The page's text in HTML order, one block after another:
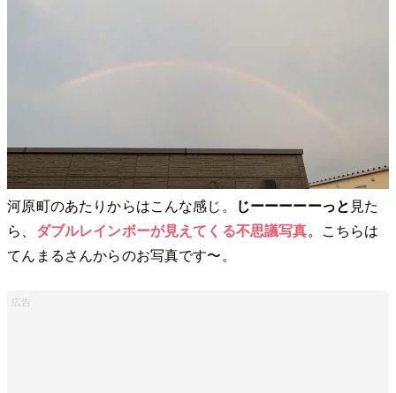
河原町のあたりからはこんな感じ。 じーーーーーっと 見た
ら、 ダブルレインボーが見えてくる不思議写真。こちらは
てんまるさんからのお写真です〜。